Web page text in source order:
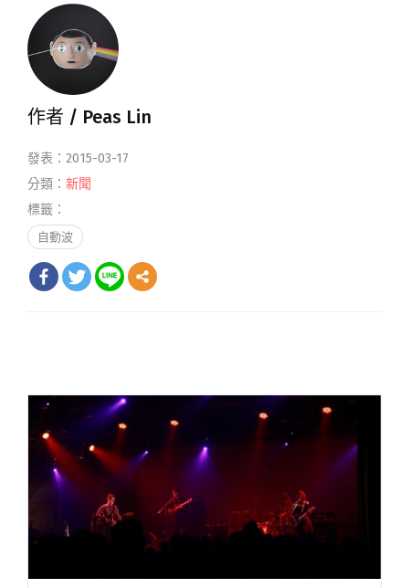
作者 / Peas Lin
發表：2015-03-17
分類： 新聞
標籤：
自動波